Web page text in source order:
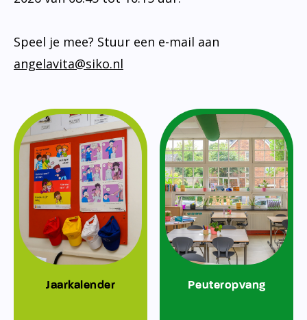
Speel je mee? Stuur een e-mail aan
angelavita@siko.nl
Jaarkalender Peuteropvang